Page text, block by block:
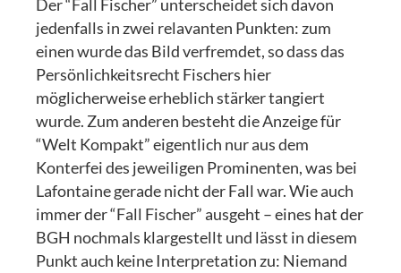
Der “Fall Fischer” unterscheidet sich davon
jedenfalls in zwei relavanten Punkten: zum
einen wurde das Bild verfremdet, so dass das
Persönlichkeitsrecht Fischers hier
möglicherweise erheblich stärker tangiert
wurde. Zum anderen besteht die Anzeige für
“Welt Kompakt” eigentlich nur aus dem
Konterfei des jeweiligen Prominenten, was bei
Lafontaine gerade nicht der Fall war. Wie auch
immer der “Fall Fischer” ausgeht – eines hat der
BGH nochmals klargestellt und lässt in diesem
Punkt auch keine Interpretation zu: Niemand